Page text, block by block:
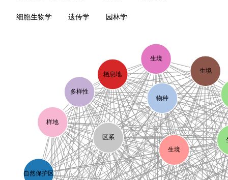
细胞生物学 遗传学 园林学
物种
栖息地
生境
生境
生境
样地
区系
自然保护区
多样性